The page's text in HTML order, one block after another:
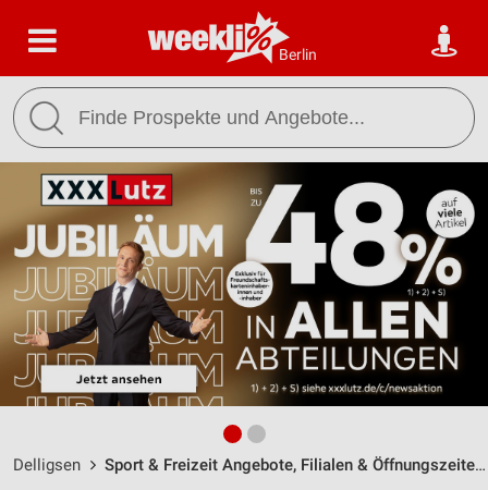
Berlin
Delligsen Sport & Freizeit Angebote, Filialen & Öffnungszeiten